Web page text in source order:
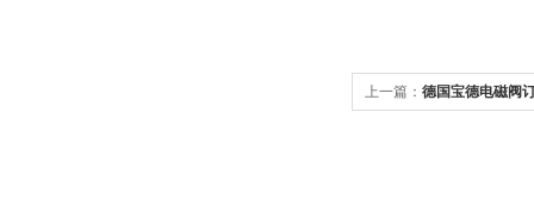
上一篇： 德国宝德电磁阀